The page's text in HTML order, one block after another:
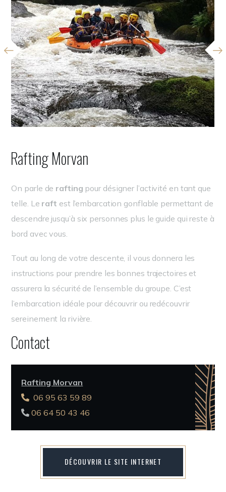
Rafting Morvan
On parle de rafting pour désigner l’activité en tant que
telle. Le raft est l’embarcation gonflable permettant de
descendre jusqu’à six personnes plus le guide qui reste à
bord avec vous.
Tout au long de votre descente, il vous donnera les
instructions pour prendre les bonnes trajectoires et
assurera la sécurité de l’ensemble du groupe. C’est
l’embarcation idéale pour découvrir ou redécouvrir
sereinement la rivière.
Contact
Rafting Morvan
06 95 63 59 89
06 64 50 43 46
DÉCOUVRIR LE SITE INTERNET